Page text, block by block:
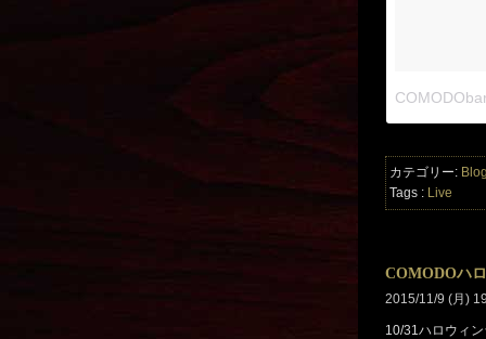
カテゴリー:
Tags : Live
COMODOハ
2015/11/9 (月)
10/31ハロウィ